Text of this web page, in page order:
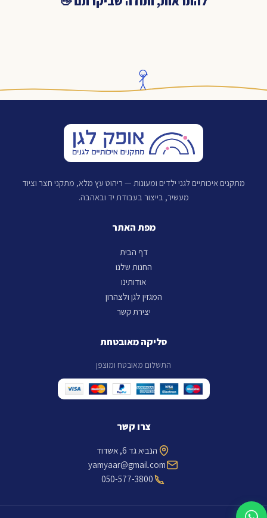
מתקנים איכותיים לגני ילדים ומעונות — ריהוט עץ מלא, מתקני חצר וציוד
מעשיר, בייצור בעבודת יד ובאהבה.
מפת האתר
דף הבית
החנות שלנו
אודותינו
המגזין לגן ולצהרון
יצירת קשר
סליקה מאובטחת
התשלום מאובטח ומוצפן
צרו קשר
הנביא גד 6, אשדוד
yamyaar@gmail.com
050-577-3800